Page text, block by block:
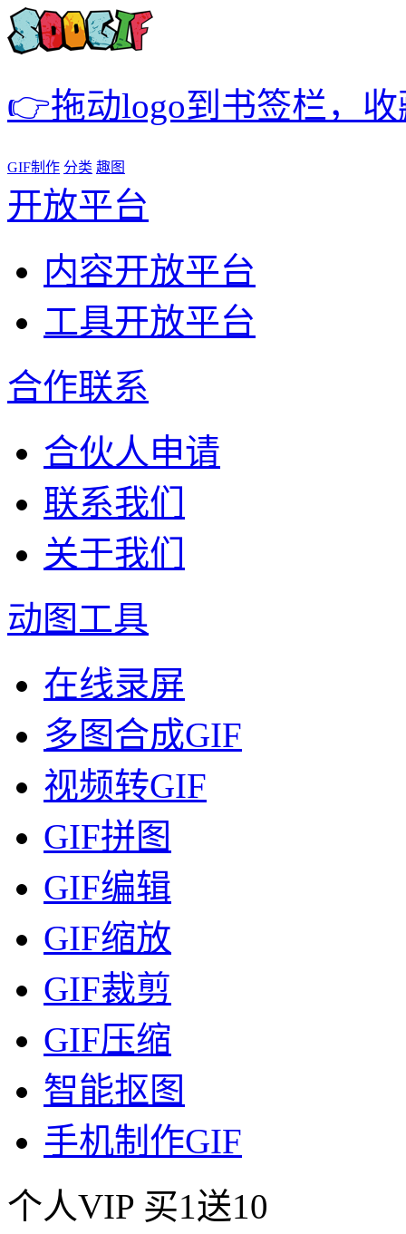
👉拖动logo到书签栏，
GIF制作 分类 趣图
开放平台
内容开放平台
工具开放平台
合作联系
合伙人申请
联系我们
关于我们
动图工具
在线录屏
多图合成GIF
视频转GIF
GIF拼图
GIF编辑
GIF缩放
GIF裁剪
GIF压缩
智能抠图
手机制作GIF
个人VIP 买1送10